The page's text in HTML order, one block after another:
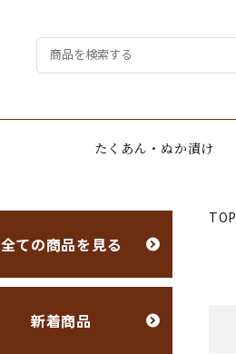
たくあん・ぬか漬け
TOP
全ての商品を見る
新着商品